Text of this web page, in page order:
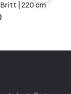
| 220 cm